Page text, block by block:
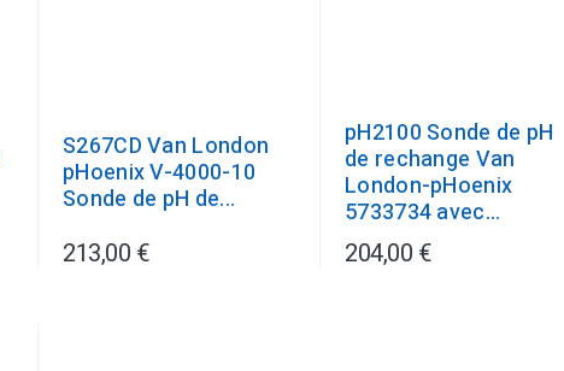
S267CD Van London
pHoenix V-4000-10
Sonde de pH de...
213,00 €
pH2100 Sonde de pH
de rechange Van
London-pHoenix
5733734 avec...
204,00 €